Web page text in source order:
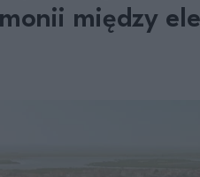
między